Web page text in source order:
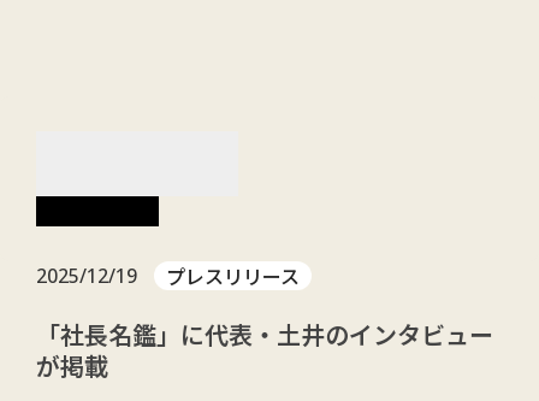
2025/12/19 プレスリリース
「社長名鑑」に代表・土井のインタビュー
が掲載